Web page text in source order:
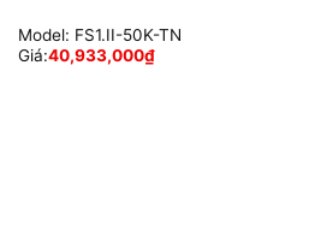
Model: FS1.II-50K-TN
Giá:40,933,000₫